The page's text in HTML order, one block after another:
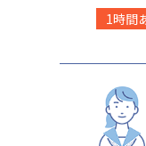
鎌倉女学院中学校
東京電機大学中学校
1時間